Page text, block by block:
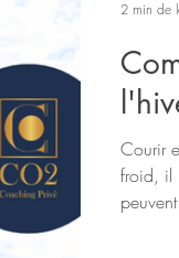
Courir
froid, il
2 min de